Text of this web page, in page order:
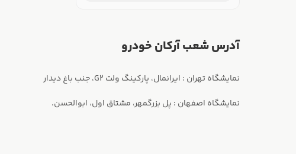
آدرس شعب آرکان خودرو
نمایشگاه اصفهان : پل بزرگمهر، مشتاق اول، ابوالحسن.